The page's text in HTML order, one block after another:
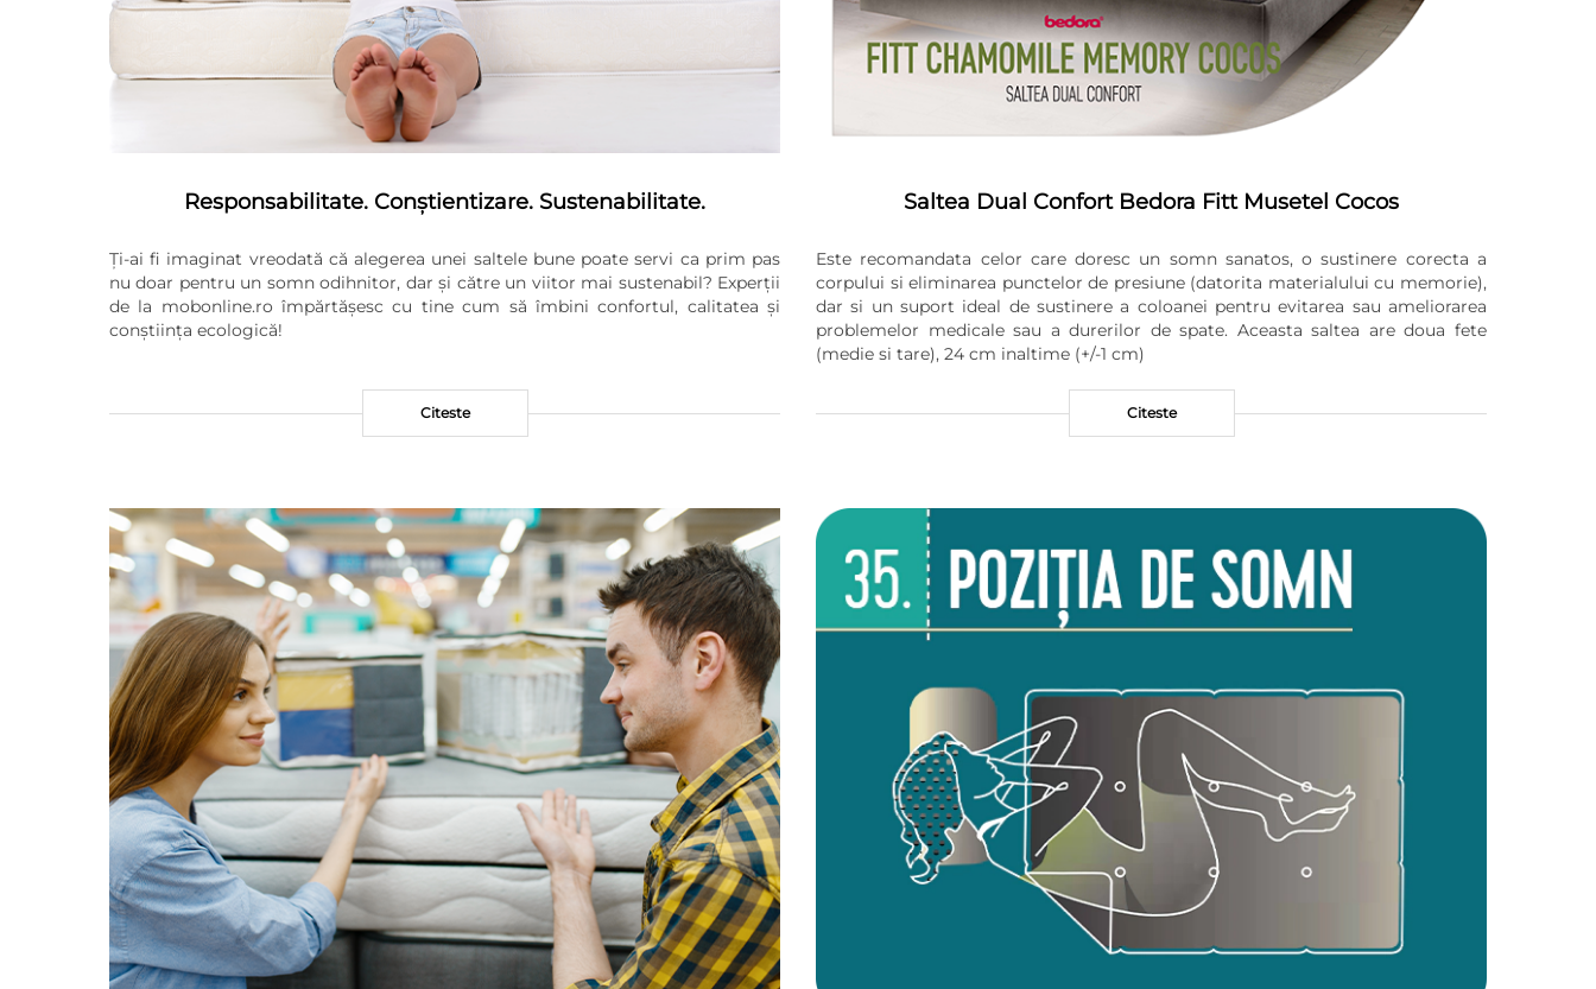
Responsabilitate. Conștientizare. Sustenabilitate.
Ți-ai fi imaginat vreodată că alegerea unei saltele bune poate servi ca prim pas
nu doar pentru un somn odihnitor, dar și către un viitor mai sustenabil? Experții
de la mobonline.ro împărtășesc cu tine cum să îmbini confortul, calitatea și
conștiința ecologică!
Citeste
Saltea Dual Confort Bedora Fitt Musetel Cocos
Este recomandata celor care doresc un somn sanatos, o sustinere corecta a
corpului si eliminarea punctelor de presiune (datorita materialului cu memorie),
dar si un suport ideal de sustinere a coloanei pentru evitarea sau ameliorarea
problemelor medicale sau a durerilor de spate. Aceasta saltea are doua fete
(medie si tare), 24 cm inaltime (+/-1 cm)
Citeste